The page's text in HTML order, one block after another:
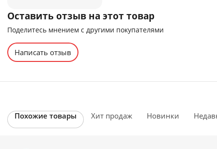
Оставить отзыв на этот товар
Поделитесь мнением с другими покупателями
Написать отзыв
Похожие товары Хит продаж Новинки